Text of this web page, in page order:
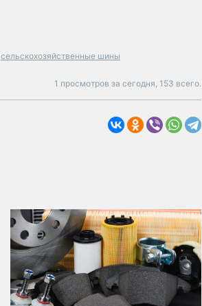
сельскохозяйственные шины
1 просмотров за сегодня, 153 всего.